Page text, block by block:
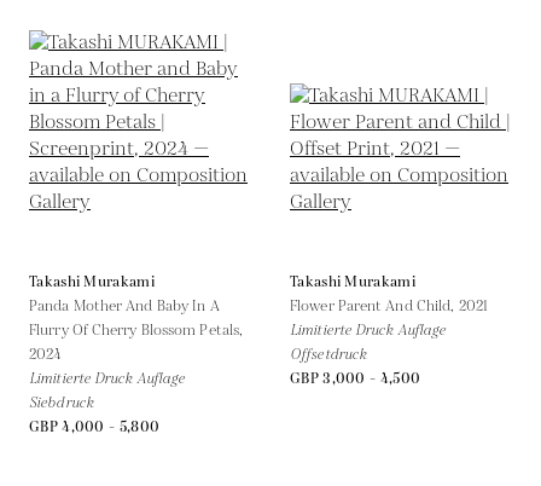
Takashi Murakami
Panda Mother And Baby In A
Flurry Of Cherry Blossom Petals,
2024
Limitierte Druck Auflage
Siebdruck
GBP 4,000 - 5,800
Takashi Murakami
Flower Parent And Child, 2021
Limitierte Druck Auflage
Offsetdruck
GBP 3,000 - 4,500